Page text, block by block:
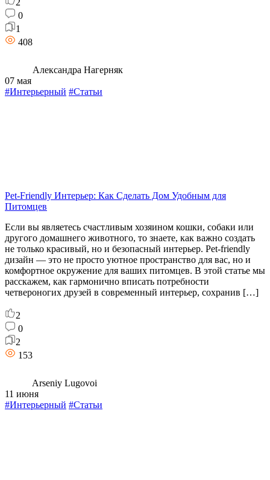
2
0
1
408
Александра Нагерняк
07 мая
#Интерьерный #Статьи
Pet-Friendly Интерьер: Как Сделать Дом Удобным для
Питомцев
Если вы являетесь счастливым хозяином кошки, собаки или
другого домашнего животного, то знаете, как важно создать
не только красивый, но и безопасный интерьер. Pet-friendly
дизайн — это не просто уютное пространство для вас, но и
комфортное окружение для ваших питомцев. В этой статье мы
расскажем, как гармонично вписать потребности
четвероногих друзей в современный интерьер, сохранив […]
2
0
2
153
Arseniy Lugovoi
11 июня
#Интерьерный #Статьи